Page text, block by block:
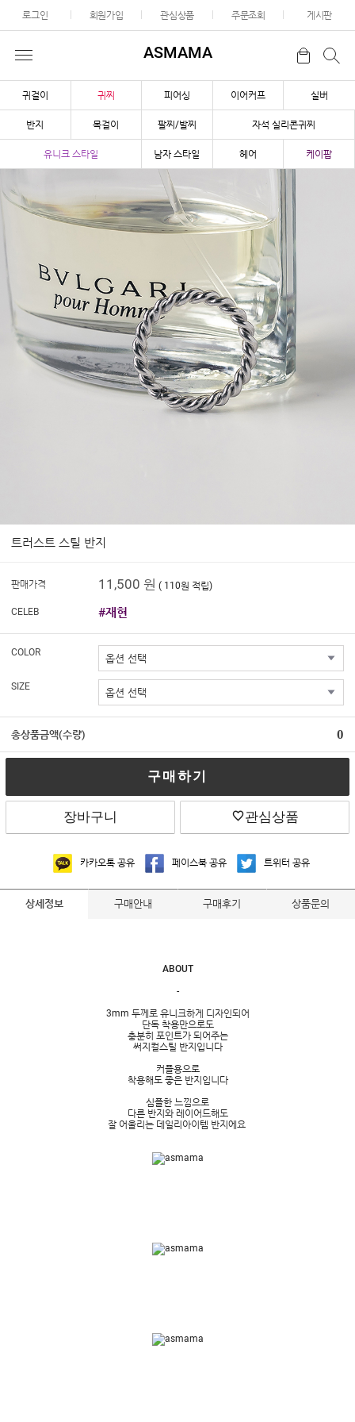
로그인 회원가입 관심상품 주문조회 게시판
ASMAMA
귀걸이 귀찌 피어싱 이어커프 실버
반지 목걸이 팔찌/발찌 자석 실리콘귀찌
유니크 스타일 남자 스타일 헤어 케이팝
트러스트 스틸 반지
판매가격 11,500 원 ( 110원 적립)
CELEB #재현
COLOR
SIZE
총상품금액(수량) 0
구매하기
장바구니 관심상품
카카오톡 공유 페이스북 공유 트위터 공유
상세정보 구매안내 구매후기 상품문의
ABOUT
-
3mm 두께로 유니크하게 디자인되어
단독 착용만으로도
충분히 포인트가 되어주는
써지컬스틸 반지입니다
커플용으로
착용해도 좋은 반지입니다
심플한 느낌으로
다른 반지와 레이어드해도
잘 어울리는 데일리아이템 반지에요